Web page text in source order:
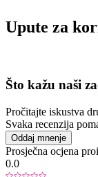
Upute za
Što kažu naši
Pročitajte iskustva
Svaka recenzija
Oddaj mnenje
Prosječna ocjena
0.0